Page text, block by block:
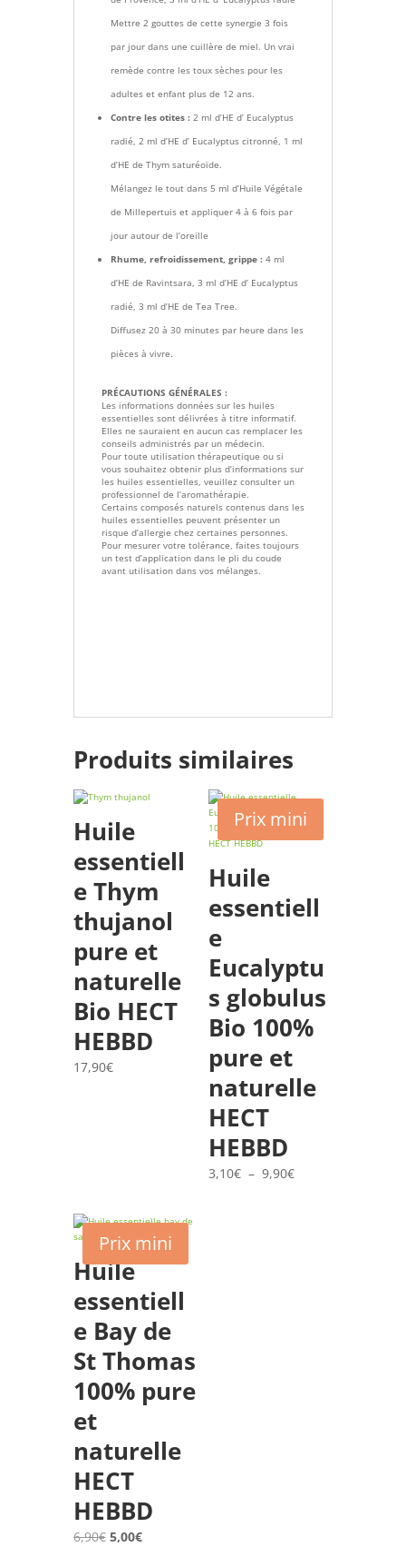
Mettre 2 gouttes de cette synergie 3 fois
par jour dans une cuillère de miel. Un vrai
remède contre les toux sèches pour les
adultes et enfant plus de 12 ans.
Contre les otites : 2 ml d’HE d’ Eucalyptus
radié, 2 ml d’HE d’ Eucalyptus citronné, 1 ml
d’HE de Thym saturéoïde.
Mélangez le tout dans 5 ml d’Huile Végétale
de Millepertuis et appliquer 4 à 6 fois par
jour autour de l’oreille
Rhume, refroidissement, grippe : 4 ml
d’HE de Ravintsara, 3 ml d’HE d’ Eucalyptus
radié, 3 ml d’HE de Tea Tree.
Diffusez 20 à 30 minutes par heure dans les
pièces à vivre.
PRÉCAUTIONS GÉNÉRALES :
Les informations données sur les huiles
essentielles sont délivrées à titre informatif.
Elles ne sauraient en aucun cas remplacer les
conseils administrés par un médecin.
Pour toute utilisation thérapeutique ou si
vous souhaitez obtenir plus d’informations sur
les huiles essentielles, veuillez consulter un
professionnel de l’aromathérapie.
Certains composés naturels contenus dans les
huiles essentielles peuvent présenter un
risque d’allergie chez certaines personnes.
Pour mesurer votre tolérance, faites toujours
un test d’application dans le pli du coude
avant utilisation dans vos mélanges.
Produits similaires
Huile
essentiell
e Thym
thujanol
pure et
naturelle
Bio HECT
HEBBD
17,90€
Prix mini
Huile
essentiell
e
Eucalyptu
s globulus
Bio 100%
pure et
naturelle
HECT
HEBBD
3,10€ – 9,90€Plage
Prix mini
Huile
essentiell
e Bay de
St Thomas
100% pure
et
naturelle
HECT
HEBBD
6,90€ Le
5,00€Le